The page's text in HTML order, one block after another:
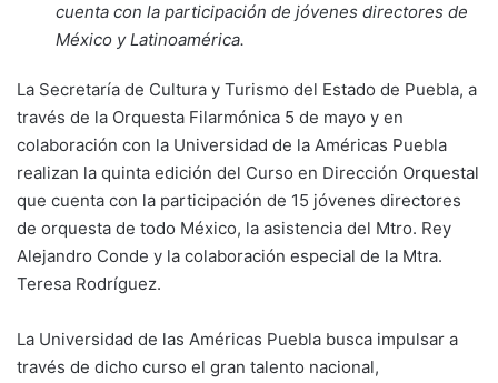
cuenta con la participación de jóvenes directores de
México y Latinoamérica.
La Secretaría de Cultura y Turismo del Estado de Puebla, a
través de la Orquesta Filarmónica 5 de mayo y en
colaboración con la Universidad de la Américas Puebla
realizan la quinta edición del Curso en Dirección Orquestal
que cuenta con la participación de 15 jóvenes directores
de orquesta de todo México, la asistencia del Mtro. Rey
Alejandro Conde y la colaboración especial de la Mtra.
Teresa Rodríguez.
La Universidad de las Américas Puebla busca impulsar a
través de dicho curso el gran talento nacional,